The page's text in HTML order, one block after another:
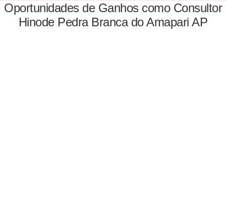
Oportunidades de Ganhos como Consultor
Hinode Pedra Branca do Amapari AP